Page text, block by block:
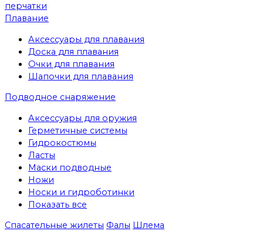
перчатки
Плавание
Аксессуары для плавания
Доска для плавания
Очки для плавания
Шапочки для плавания
Подводное снаряжение
Аксессуары для оружия
Герметичные системы
Гидрокостюмы
Ласты
Маски подводные
Ножи
Носки и гидроботинки
Показать все
Спасательные жилеты Фалы Шлема